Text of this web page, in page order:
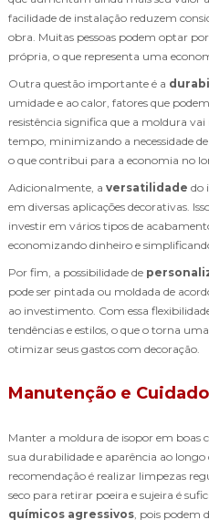
facilidade de instalação reduzem
obra. Muitas pessoas podem optar
própria, o que representa uma
Outra questão importante é a
umidade e ao calor, fatores que
resistência significa que a moldura
tempo, minimizando a necessidade
o que contribui para a economia no
Adicionalmente, a versatilidade do
em diversas aplicações decorativas.
investir em vários tipos de
economizando dinheiro e
Por fim, a possibilidade de
pode ser pintada ou moldada de
ao investimento. Com essa
tendências e estilos, o que o torna
otimizar seus gastos com decoração.
Manutenção e
Manter a moldura de isopor em boas
sua durabilidade e aparência ao
recomendação é realizar limpezas
seco para retirar poeira e sujeira é
químicos agressivos , pois podem